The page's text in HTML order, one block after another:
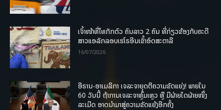
ເຈົ້າໜ້າທີ່ໄທກັກຕົວ ຄົນລາວ 2 ຄົນ ທີ່ກ່ຽວຂ້ອງກັບຄະດີ
ສາວແອລັກລອບເຮໂຣອີນເຂົ້າອົດສະຕາລີ
16/07/2026
ອີຣານ-ອາເມລິກາ ເຈລະຈາຍຸດຕິຄວາມຂັດແຍ່ງ! ພາຍໃນ
60 ວັນນີ້ ຖ້າການເຈລະຈາຫຼົ້ມເຫຼວ ຫຼື ມີຝ່າຍໃດຝ່າຍໜຶ່ງ
ລະເມີດ ອາດນໍາມາສູ່ຄວາມຂັດແຍ້ງອີກຄັ້ງ